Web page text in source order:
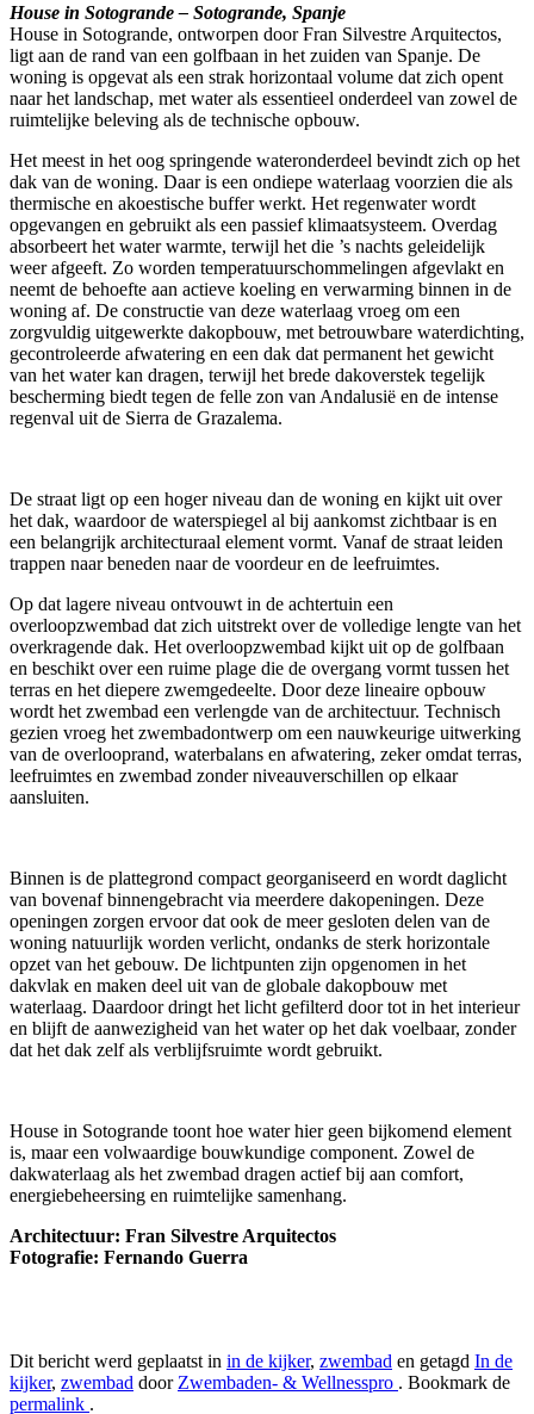
House in Sotogrande – Sotogrande, Spanje
House in Sotogrande, ontworpen door Fran Silvestre Arquitectos,
ligt aan de rand van een golfbaan in het zuiden van Spanje. De
woning is opgevat als een strak horizontaal volume dat zich opent
naar het landschap, met water als essentieel onderdeel van zowel de
ruimtelijke beleving als de technische opbouw.
Het meest in het oog springende wateronderdeel bevindt zich op het
dak van de woning. Daar is een ondiepe waterlaag voorzien die als
thermische en akoestische buffer werkt. Het regenwater wordt
opgevangen en gebruikt als een passief klimaatsysteem. Overdag
absorbeert het water warmte, terwijl het die ’s nachts geleidelijk
weer afgeeft. Zo worden temperatuurschommelingen afgevlakt en
neemt de behoefte aan actieve koeling en verwarming binnen in de
woning af. De constructie van deze waterlaag vroeg om een
zorgvuldig uitgewerkte dakopbouw, met betrouwbare waterdichting,
gecontroleerde afwatering en een dak dat permanent het gewicht
van het water kan dragen, terwijl het brede dakoverstek tegelijk
bescherming biedt tegen de felle zon van Andalusië en de intense
regenval uit de Sierra de Grazalema.
De straat ligt op een hoger niveau dan de woning en kijkt uit over
het dak, waardoor de waterspiegel al bij aankomst zichtbaar is en
een belangrijk architecturaal element vormt. Vanaf de straat leiden
trappen naar beneden naar de voordeur en de leefruimtes.
Op dat lagere niveau ontvouwt in de achtertuin een
overloopzwembad dat zich uitstrekt over de volledige lengte van het
overkragende dak. Het overloopzwembad kijkt uit op de golfbaan
en beschikt over een ruime plage die de overgang vormt tussen het
terras en het diepere zwemgedeelte. Door deze lineaire opbouw
wordt het zwembad een verlengde van de architectuur. Technisch
gezien vroeg het zwembadontwerp om een nauwkeurige uitwerking
van de overlooprand, waterbalans en afwatering, zeker omdat terras,
leefruimtes en zwembad zonder niveauverschillen op elkaar
aansluiten.
Binnen is de plattegrond compact georganiseerd en wordt daglicht
van bovenaf binnengebracht via meerdere dakopeningen. Deze
openingen zorgen ervoor dat ook de meer gesloten delen van de
woning natuurlijk worden verlicht, ondanks de sterk horizontale
opzet van het gebouw. De lichtpunten zijn opgenomen in het
dakvlak en maken deel uit van de globale dakopbouw met
waterlaag. Daardoor dringt het licht gefilterd door tot in het interieur
en blijft de aanwezigheid van het water op het dak voelbaar, zonder
dat het dak zelf als verblijfsruimte wordt gebruikt.
House in Sotogrande toont hoe water hier geen bijkomend element
is, maar een volwaardige bouwkundige component. Zowel de
dakwaterlaag als het zwembad dragen actief bij aan comfort,
energiebeheersing en ruimtelijke samenhang.
Architectuur: Fran Silvestre Arquitectos
Fotografie: Fernando Guerra
Dit bericht werd geplaatst in in de kijker, zwembad en getagd In de
kijker, zwembad door Zwembaden- & Wellnesspro . Bookmark de
permalink .